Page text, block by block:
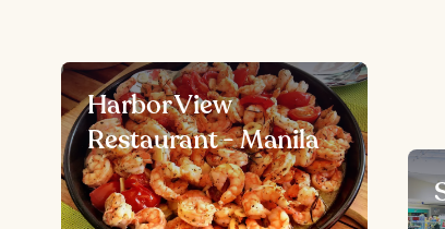
Harbor View
Restaurant - Manila